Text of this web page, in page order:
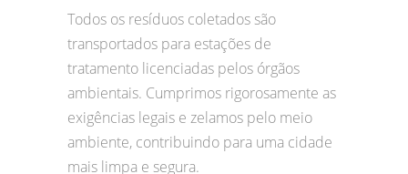
Todos os resíduos coletados são
transportados para estações de
tratamento licenciadas pelos órgãos
ambientais. Cumprimos rigorosamente as
exigências legais e zelamos pelo meio
ambiente, contribuindo para uma cidade
mais limpa e segura.